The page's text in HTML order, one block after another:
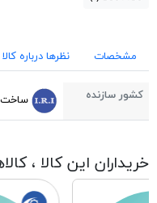
مشخصات نظرها درباره کالا
کشور سازنده ساخت
خریداران این کالا ،